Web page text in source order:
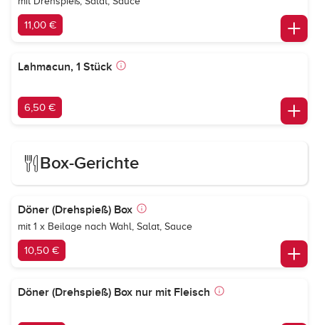
11,00 €
Lahmacun, 1 Stück
6,50 €
Box-Gerichte
Döner (Drehspieß) Box
mit 1 x Beilage nach Wahl, Salat, Sauce
10,50 €
Döner (Drehspieß) Box nur mit Fleisch